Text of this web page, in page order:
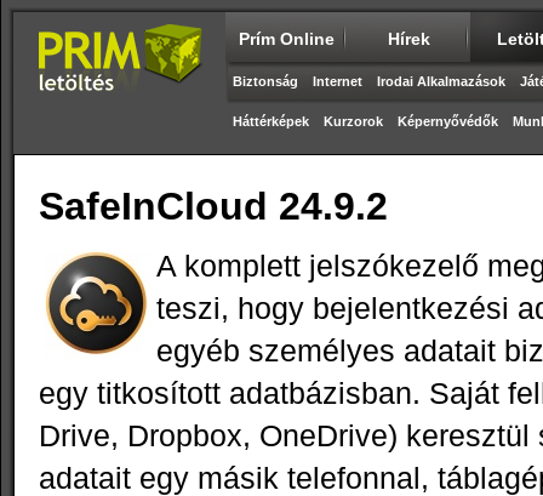
Prím Online Hírek
Biztonság Internet Irodai Alkalmazások
Háttérképek Kurzorok Képernyővédők
SafeInCloud 24.9.2
A komplett jelszókezelő
teszi, hogy bejelentkezési
egyéb személyes adatait
egy titkosított adatbázisban. Saját
Drive, Dropbox, OneDrive)
adatait egy másik telefonnal,